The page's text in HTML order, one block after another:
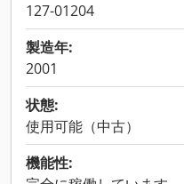
127-01204
製造年:
2001
状態:
使用可能（中古）
機能性: